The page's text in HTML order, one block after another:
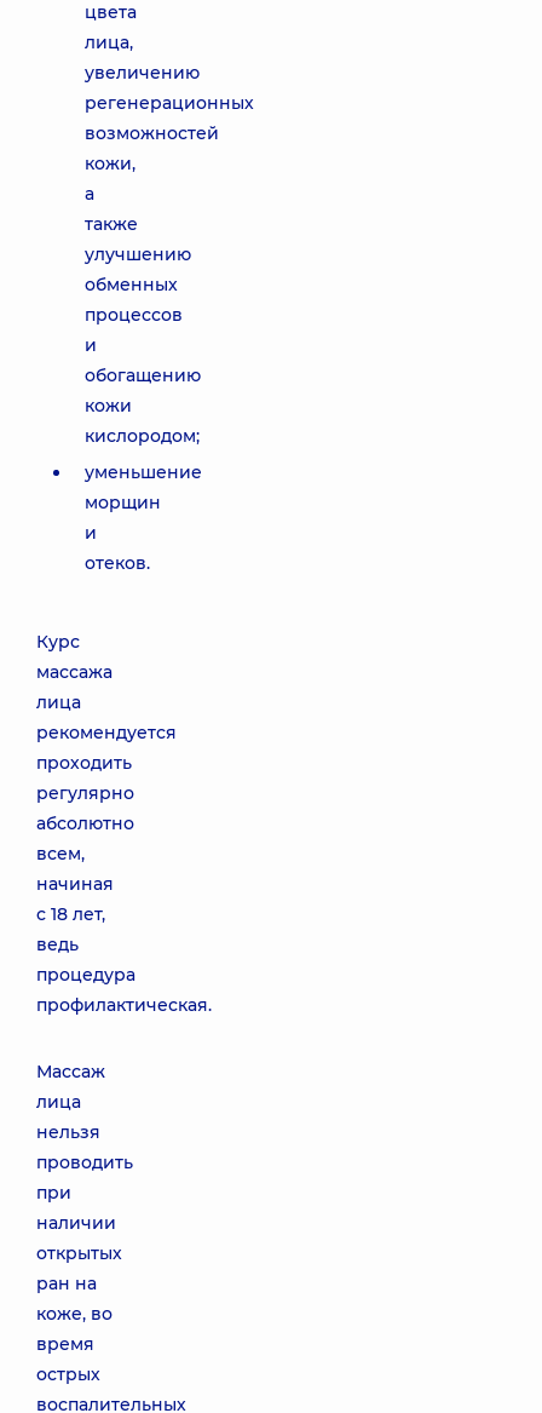
цвета
лица,
увеличению
регенерационных
возможностей
кожи,
а
также
улучшению
обменных
процессов
и
обогащению
кожи
кислородом;
уменьшение
морщин
и
отеков.
Курс
массажа
лица
рекомендуется
проходить
регулярно
абсолютно
всем,
начиная
с 18 лет,
ведь
процедура
профилактическая.
Массаж
лица
нельзя
проводить
при
наличии
открытых
ран на
коже, во
время
острых
воспалительных